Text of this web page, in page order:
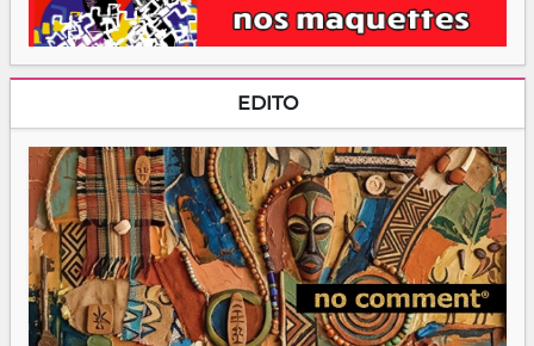
EDITO